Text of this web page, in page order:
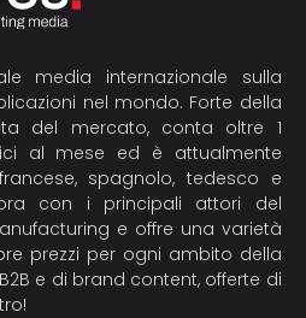
media internazionale sulla
nel mondo. Forte della
del mercato, conta oltre 1
al mese ed è attualmente
spagnolo, tedesco e
con i principali attori del
e offre una varietà
prezzi per ogni ambito della
e di brand content, offerte di